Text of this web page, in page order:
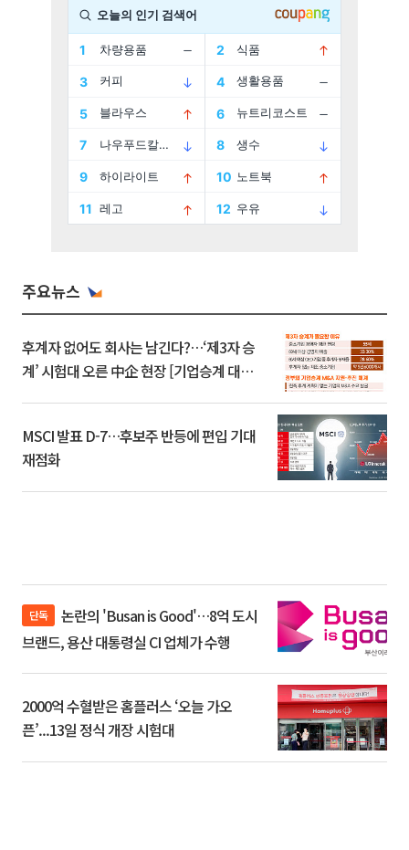
주요뉴스
후계자 없어도 회사는 남긴다?…‘제3자 승
계’ 시험대 오른 中企 현장 [기업승계 대전
MSCI 발표 D-7…후보주 반등에 편입 기대
재점화
단독
브랜드, 용산 대통령실 CI 업체가 수행
2000억 수혈받은 홈플러스 ‘오늘 가오
픈’...13일 정식 개장 시험대